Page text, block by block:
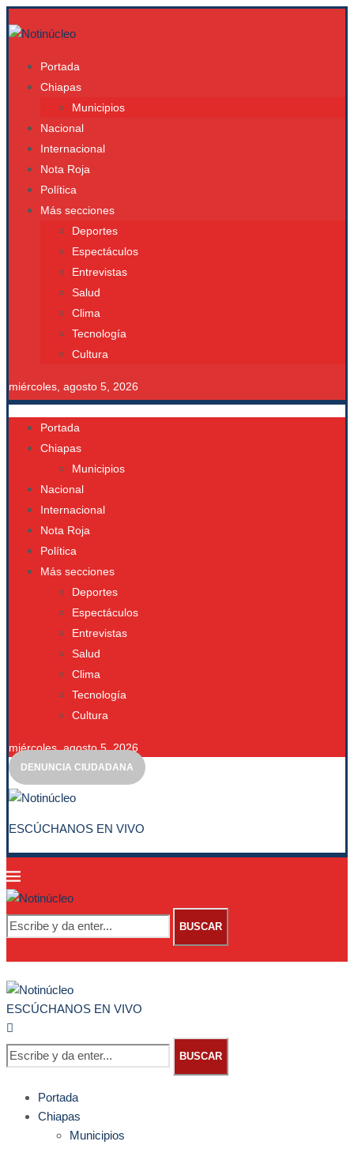
Portada
Chiapas
Municipios
Nacional
Internacional
Nota Roja
Política
Más secciones
Deportes
Espectáculos
Entrevistas
Salud
Clima
Tecnología
Cultura
miércoles, agosto 5, 2026
Portada
Chiapas
Municipios
Nacional
Internacional
Nota Roja
Política
Más secciones
Deportes
Espectáculos
Entrevistas
Salud
Clima
Tecnología
Cultura
miércoles, agosto 5, 2026
DENUNCIA CIUDADANA
ESCÚCHANOS EN VIVO
BUSCAR
ESCÚCHANOS EN VIVO
BUSCAR
Portada
Chiapas
Municipios